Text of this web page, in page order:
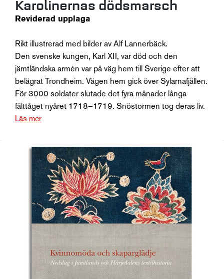
Karolinernas dödsmarsch
Reviderad upplaga
Rikt illustrerad med bilder av Alf Lannerbäck.
Den svenske kungen, Karl XII, var död och den
jämtländska armén var på väg hem till Sverige efter att
belägrat Trondheim. Vägen hem gick över Sylarnafjällen.
För 3000 soldater slutade det fyra månader långa
fälttåget nyåret 1718–1719. Snöstormen tog deras liv.
Läs mer